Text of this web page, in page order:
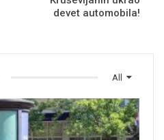
devet automobila!
All